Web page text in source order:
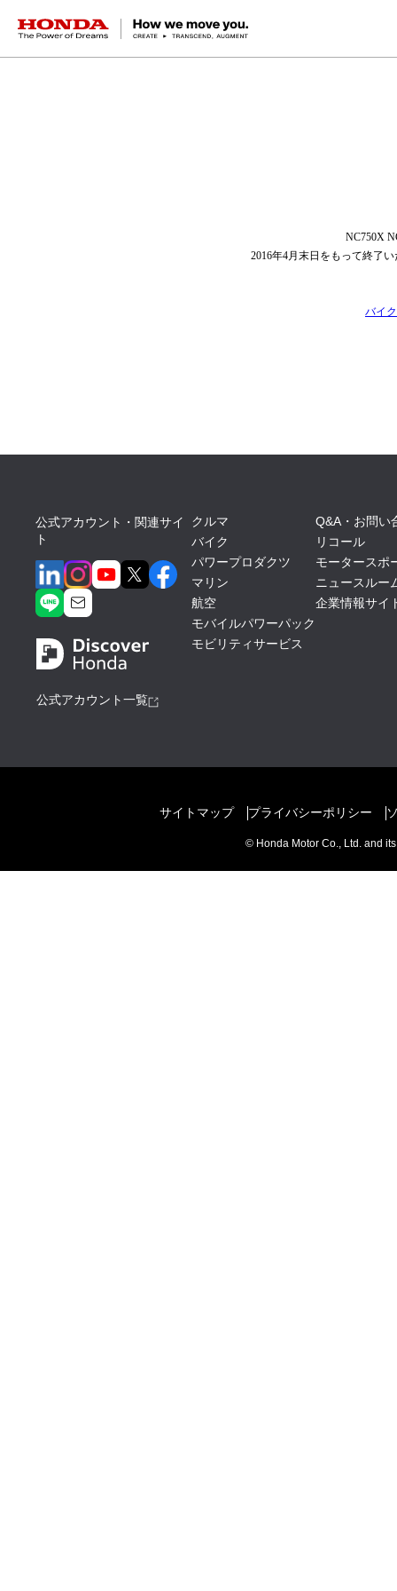
HONDA The Power of Dreams
NC750X
2016年4月末日をもって終了
バイ
公式アカウント・関連サイ
ト
公式アカウント一覧
クルマ
バイク
パワープロダクツ
マリン
航空
モバイルパワーパック
モビリティサービス
Q&A・お問い
リコール
モータースポ
ニュースルー
企業情報サイ
サイトマップ プライバシーポリシー
© Honda Motor Co., Ltd. and